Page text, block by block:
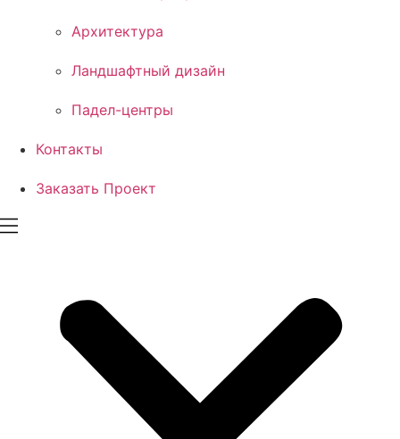
Архитектура
Ландшафтный дизайн
Падел-центры
Контакты
Заказать Проект